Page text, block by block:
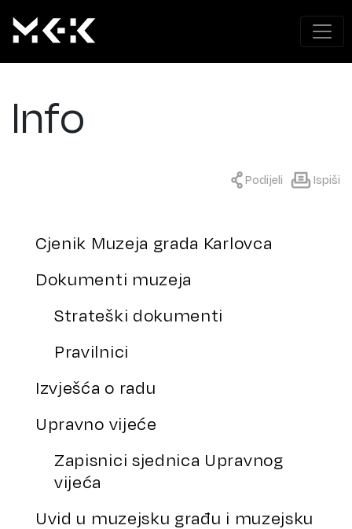
Info
Podijeli Ispiši
Cjenik Muzeja grada Karlovca
Dokumenti muzeja
Strateški dokumenti
Pravilnici
Izvješća o radu
Upravno vijeće
Zapisnici sjednica Upravnog
vijeća
Uvid u muzejsku građu i muzejsku